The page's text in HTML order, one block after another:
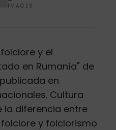
IMAGES
y el
en Rumanía" de
en
Cultura
la diferencia entre
y folclorismo